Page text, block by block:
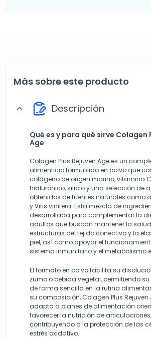
Más sobre este producto
expand_more Descripción
Qué es y para qué sirve Colagen
Age
Colagen Plus Rejuven Age es un
alimenticio formulado en polvo que
colágeno de origen marino, vitamina
hialurónico, silicio y una selección de
obtenidos de fuentes naturales como
y Vitis vinifera. Esta mezcla de
desarrollada para complementar la
adultos que buscan mantener la
estructuras del tejido conectivo y la
piel, así como apoyar el
sistema inmunitario y el metabolismo
El formato en polvo facilita su
zumo o bebida vegetal, permitiendo
de forma sencilla en la rutina
su composición, Colagen Plus Rejuven
adapta a planes de alimentación
favorecer la nutrición de
contribuyendo a la protección de las
estrés oxidativo.